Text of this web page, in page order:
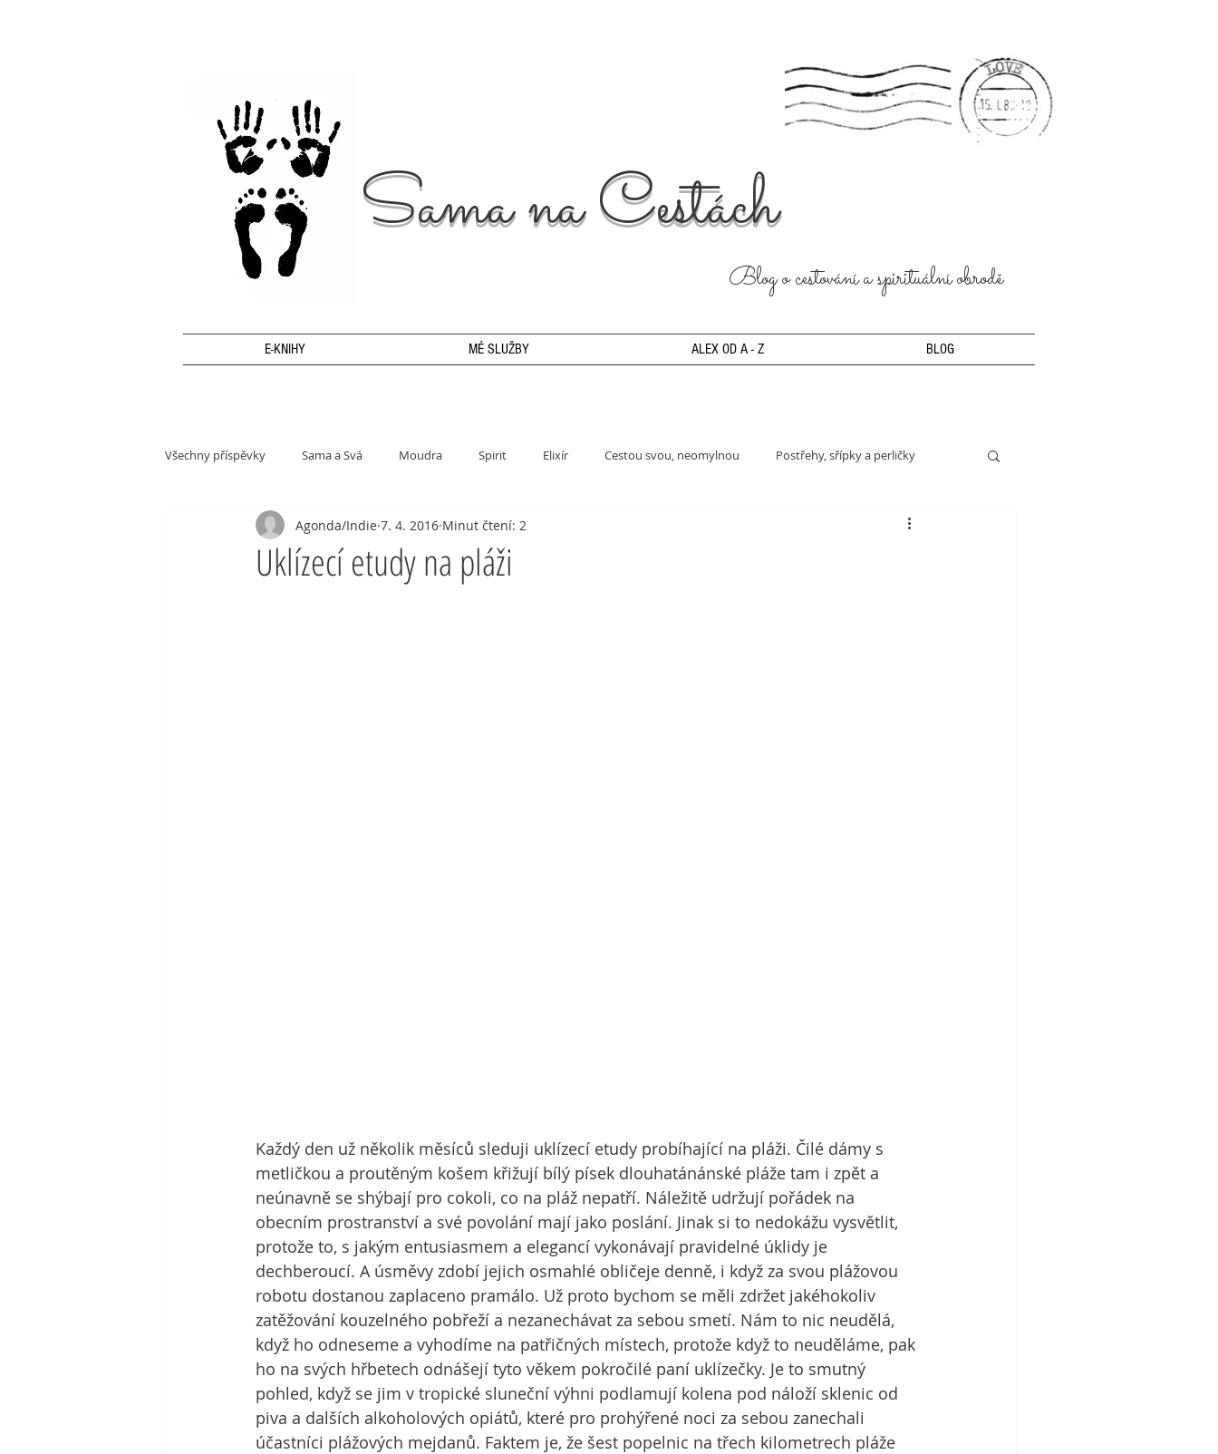
Sama na Cestách
Blog o cestování a spirituální obrodě
E-KNIHY MÉ SLUŽBY ALEX OD A - Z BLOG
Všechny příspěvky Sama a Svá Moudra Spirit Elixír Cestou svou, neomylnou Postřehy, sřípky a perličky
Kultury a národy
Uklízecí etudy na pláži
Agonda/Indie 7. 4. 2016 Minut čtení: 2
Každý den už několik měsíců sleduji uklízecí etudy probíhající na pláži. Čilé dámy s
metličkou a proutěným košem křižují bílý písek dlouhatánánské pláže tam i zpět a
neúnavně se shýbají pro cokoli, co na pláž nepatří. Náležitě udržují pořádek na
obecním prostranství a své povolání mají jako poslání. Jinak si to nedokážu vysvětlit,
protože to, s jakým entusiasmem a elegancí vykonávají pravidelné úklidy je
dechberoucí. A úsměvy zdobí jejich osmahlé obličeje denně, i když za svou plážovou
robotu dostanou zaplaceno pramálo. Už proto bychom se měli zdržet jakéhokoliv
zatěžování kouzelného pobřeží a nezanechávat za sebou smetí. Nám to nic neudělá,
když ho odneseme a vyhodíme na patřičných místech, protože když to neuděláme, pak
ho na svých hřbetech odnášejí tyto věkem pokročilé paní uklízečky. Je to smutný
pohled, když se jim v tropické sluneční výhni podlamují kolena pod náloží sklenic od
piva a dalších alkoholových opiátů, které pro prohýřené noci za sebou zanechali
účastníci plážových mejdanů. Faktem je, že šest popelnic na třech kilometrech pláže